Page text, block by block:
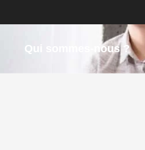
Qui sommes-nous ?